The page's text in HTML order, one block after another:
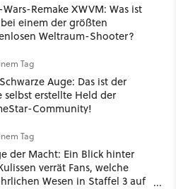
Remake XWVM: Was ist
einem der größten
Weltraum-Shooter?
Tag
Auge: Das ist der
selbst erstellte Held der
Community!
Tag
der Macht: Ein Blick hinter
verrät Fans, welche
Wesen in Staffel 3 auf